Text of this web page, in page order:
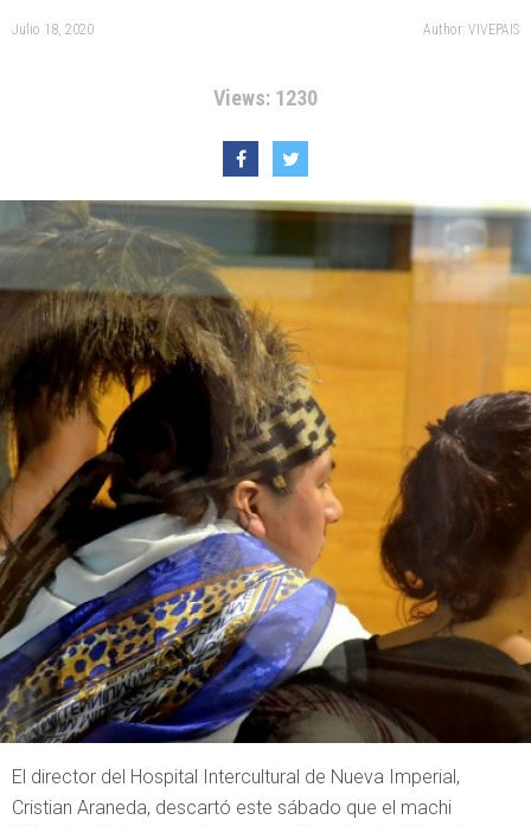
Julio 18, 2020 Author: VIVEPAIS
Views: 1230
El director del Hospital Intercultural de Nueva Imperial,
Cristian Araneda, descartó este sábado que el machi